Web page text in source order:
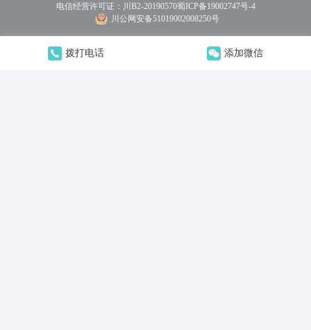
拨打电话 添加微信
电信经营许可证： 川B2-20190570蜀ICP备19002747号-4
川公网安备51019002008250号